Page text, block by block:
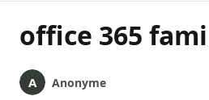
office 365
Anonyme